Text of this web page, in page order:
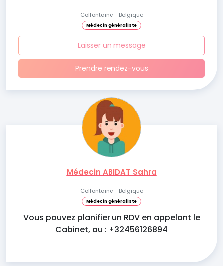
Colfontaine - Belgique
Médecin généraliste
Laisser un message
Prendre rendez-vous
Médecin ABIDAT Sahra
Colfontaine - Belgique
Médecin généraliste
Vous pouvez planifier un RDV en appelant le
Cabinet, au : +32456126894